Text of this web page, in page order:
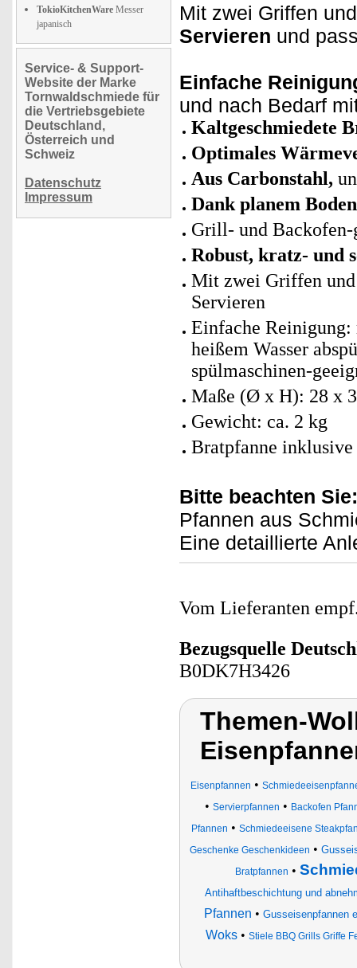
TokioKitchenWare Messer
japanisch
Service- & Support-
Website der Marke
Tornwaldschmiede für
die Vertriebsgebiete
Deutschland,
Österreich und
Schweiz
Datenschutz
Impressum
Mit zwei Griffen
Servieren und
Einfache
und nach Bedarf
Kaltgeschmiedete
Optimales
Aus Carbonstahl,
Dank planem
Grill- und Backofen-
Robust, kratz- und
Mit zwei Griffen und
Servieren
Einfache Reinigung:
heißem Wasser
spülmaschinen-
Maße (Ø x H): 28 x
Gewicht: ca. 2 kg
Bratpfanne
Bitte beachten Sie:
Pfannen aus
Eine detaillierte
Vom Lieferanten
Bezugsquelle
B0DK7H3426
Themen-
Eisenpfannen •
• Servierpfannen • Backofen
Pfannen • Schmiedeeisene
Geschenke Geschenkideen •
Bratpfannen •
Antihaftbeschichtung und
Pfannen • Gusseisenpfannen
Woks • Stiele BBQ Grills Griffe